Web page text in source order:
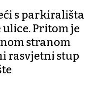
s parkirališta
Pritom je
stranom
rasvjetni stup